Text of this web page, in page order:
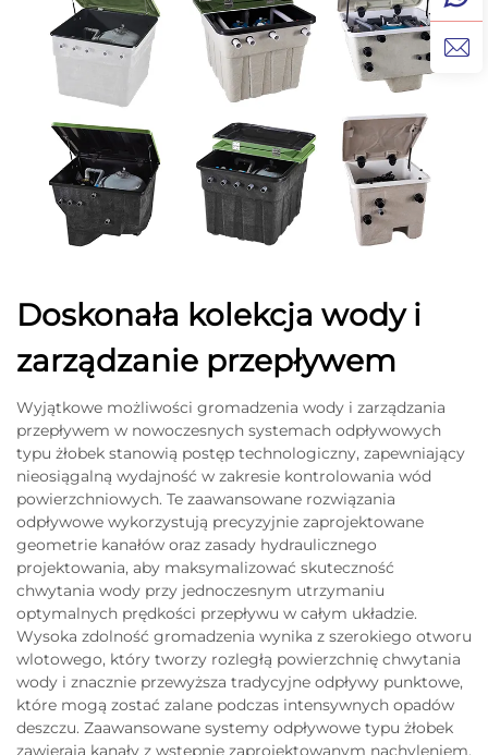
Doskonała kolekcja wody i
zarządzanie przepływem
Wyjątkowe możliwości gromadzenia wody i zarządzania
przepływem w nowoczesnych systemach odpływowych
typu żłobek stanowią postęp technologiczny, zapewniający
nieosiągalną wydajność w zakresie kontrolowania wód
powierzchniowych. Te zaawansowane rozwiązania
odpływowe wykorzystują precyzyjnie zaprojektowane
geometrie kanałów oraz zasady hydraulicznego
projektowania, aby maksymalizować skuteczność
chwytania wody przy jednoczesnym utrzymaniu
optymalnych prędkości przepływu w całym układzie.
Wysoka zdolność gromadzenia wynika z szerokiego otworu
wlotowego, który tworzy rozległą powierzchnię chwytania
wody i znacznie przewyższa tradycyjne odpływy punktowe,
które mogą zostać zalane podczas intensywnych opadów
deszczu. Zaawansowane systemy odpływowe typu żłobek
zawierają kanały z wstępnie zaprojektowanym nachyleniem,